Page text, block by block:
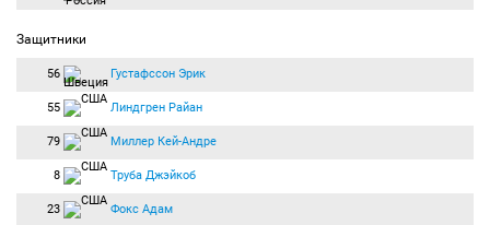
Защитники
56 Густафссон Эрик
55 Линдгрен Райан
79 Миллер Кей-Андре
8 Труба Джэйкоб
23 Фокс Адам